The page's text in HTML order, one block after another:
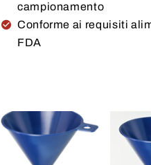
campionamento
Conforme ai requisiti
FDA